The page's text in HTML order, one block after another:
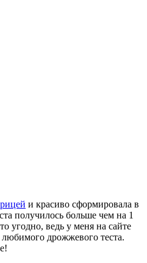
и красиво сформировала в
получилось больше чем на 1
угодно, ведь у меня на сайте
любимого дрожжевого теста.